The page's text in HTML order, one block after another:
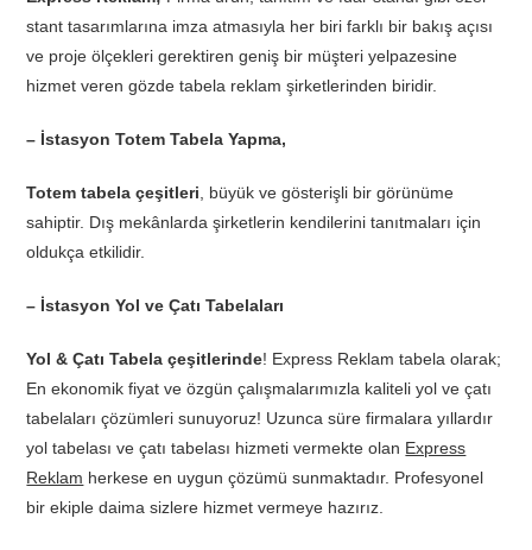
stant tasarımlarına imza atmasıyla her biri farklı bir bakış açısı
ve proje ölçekleri gerektiren geniş bir müşteri yelpazesine
hizmet veren gözde tabela reklam şirketlerinden biridir.
– İstasyon Totem Tabela Yapma,
Totem tabela çeşitleri , büyük ve gösterişli bir görünüme
sahiptir. Dış mekânlarda şirketlerin kendilerini tanıtmaları için
oldukça etkilidir.
– İstasyon Yol ve Çatı Tabelaları
Yol & Çatı Tabela çeşitlerinde! Express Reklam tabela olarak;
En ekonomik fiyat ve özgün çalışmalarımızla kaliteli yol ve çatı
tabelaları çözümleri sunuyoruz! Uzunca süre firmalara yıllardır
yol tabelası ve çatı tabelası hizmeti vermekte olan Express
Reklam herkese en uygun çözümü sunmaktadır. Profesyonel
bir ekiple daima sizlere hizmet vermeye hazırız.